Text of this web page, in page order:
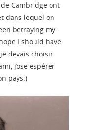
Cambridge ont
dans lequel on
betraying my
I should have
devais choisir
j’ose espérer
pays.)